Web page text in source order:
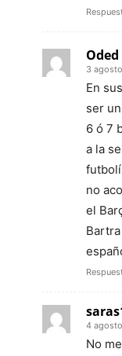
3
En
ser
6 ó 7
a la
no
el
4
No